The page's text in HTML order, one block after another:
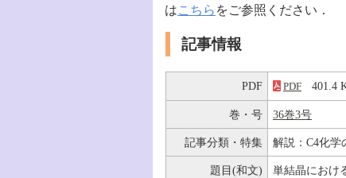
はこちら をご参照ください．
記事情報
PDF PDF 401.4
巻・号 36巻3号
記事分類・特集 解説：C4化学
題目(和文) 単結晶におけ